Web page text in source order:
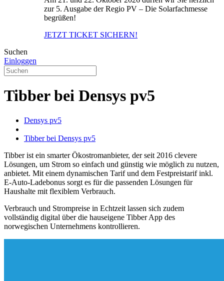
zur 5. Ausgabe der Regio PV – Die Solarfachmesse
begrüßen!
JETZT TICKET SICHERN!
Suchen
Einloggen
Tibber bei Densys pv5
Densys pv5
Tibber bei Densys pv5
Tibber ist ein smarter Ökostromanbieter, der seit 2016 clevere
Lösungen, um Strom so einfach und günstig wie möglich zu nutzen,
anbietet. Mit einem dynamischen Tarif und dem Festpreistarif inkl.
E-Auto-Ladebonus sorgt es für die passenden Lösungen für
Haushalte mit flexiblem Verbrauch.
Verbrauch und Strompreise in Echtzeit lassen sich zudem
vollständig digital über die hauseigene Tibber App des
norwegischen Unternehmens kontrollieren.